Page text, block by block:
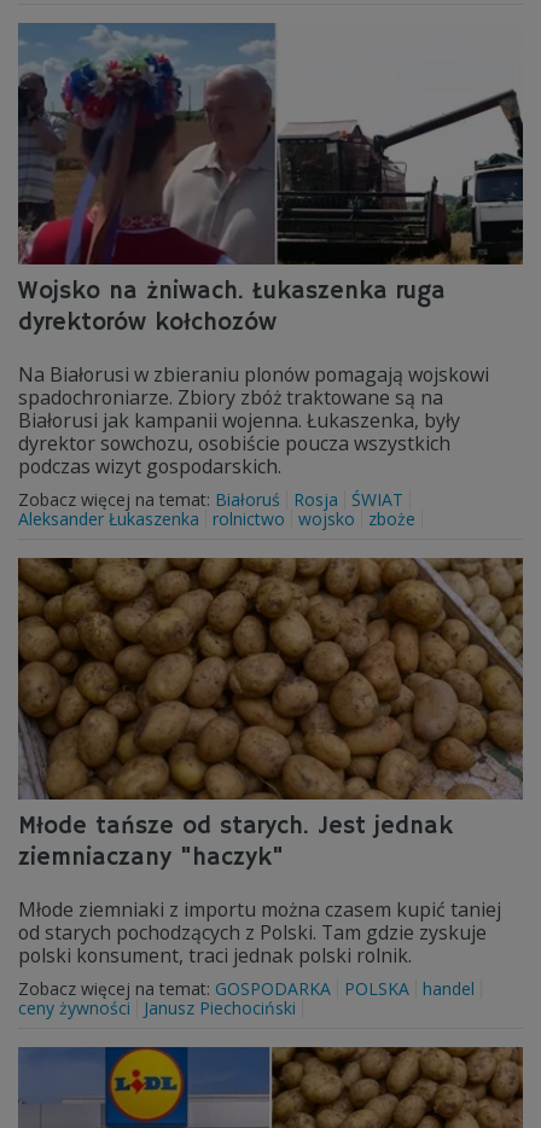
Wojsko na żniwach. Łukaszenka ruga
dyrektorów kołchozów
Na Białorusi w zbieraniu plonów pomagają wojskowi
spadochroniarze. Zbiory zbóż traktowane są na
Białorusi jak kampanii wojenna. Łukaszenka, były
dyrektor sowchozu, osobiście poucza wszystkich
podczas wizyt gospodarskich.
Zobacz więcej na temat: Białoruś Rosja
ŚWIAT
Aleksander Łukaszenka
rolnictwo wojsko zboże
Młode tańsze od starych. Jest jednak
ziemniaczany "haczyk"
Młode ziemniaki z importu można czasem kupić taniej
od starych pochodzących z Polski. Tam gdzie zyskuje
polski konsument, traci jednak polski rolnik.
Zobacz więcej na temat: GOSPODARKA POLSKA
handel
ceny żywności
Janusz Piechociński